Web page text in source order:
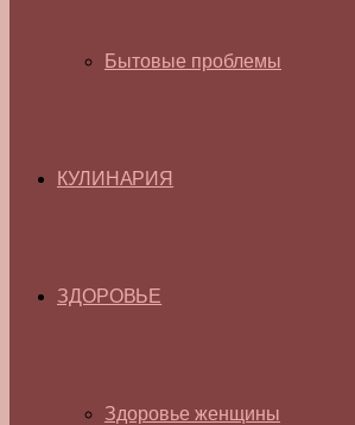
Бытовые проблемы
КУЛИНАРИЯ
ЗДОРОВЬЕ
Здоровье женщины